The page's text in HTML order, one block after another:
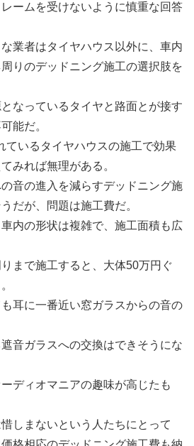
ームを受けないように慎重な回答
業者はタイヤハウス以外に、車内
りのデッドニング施工の選択肢を
なっているタイヤと路面とが接す
能だ。
ているタイヤハウスの施工で効果
みれば無理がある。
音の進入を減らすデッドニング施
だが、問題は施工費だ。
内の形状は複雑で、施工面積も広
まで施工すると、大体50万円ぐ
耳に一番近い窓ガラスからの音の
音ガラスへの交換はできそうにな
ディオマニアの趣味が高じたも
しまないという人たちにとって